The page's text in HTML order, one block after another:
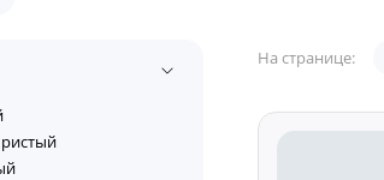
На странице: